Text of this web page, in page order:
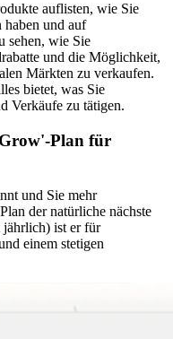
auflisten, wie Sie
und auf
sehen, wie Sie
und die Möglichkeit,
Märkten zu verkaufen.
bietet, was Sie
Verkäufe zu tätigen.
Plan für
und Sie mehr
der natürliche nächste
ist er für
einem stetigen